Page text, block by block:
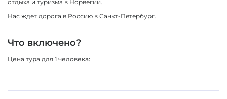
отдыха и туризма в Норвегии.
Нас ждет дорога в Россию в Санкт-Петербург.
Что включено?
Цена тура для 1 человека: